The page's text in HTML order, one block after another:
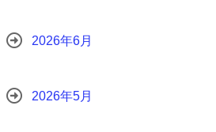
2026年6月
2026年5月